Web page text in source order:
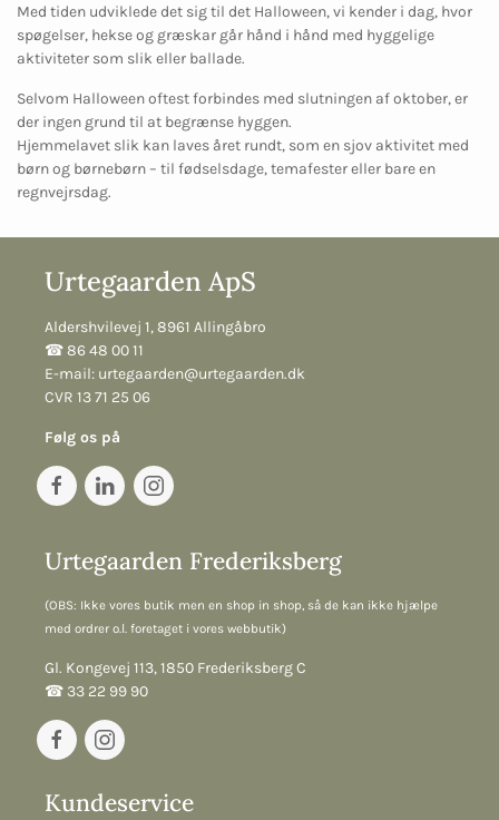
Med tiden udviklede det sig til det Halloween, vi kender i dag, hvor
spøgelser, hekse og græskar går hånd i hånd med hyggelige
aktiviteter som slik eller ballade.
Selvom Halloween oftest forbindes med slutningen af oktober, er
der ingen grund til at begrænse hyggen.
Hjemmelavet slik kan laves året rundt, som en sjov aktivitet med
børn og børnebørn – til fødselsdage, temafester eller bare en
regnvejrsdag.
Urtegaarden ApS
Aldershvilevej 1, 8961 Allingåbro
☎︎ 86 48 00 11
E-mail: urtegaarden@urtegaarden.dk
CVR 13 71 25 06
Følg os på
Urtegaarden Frederiksberg
(OBS: Ikke vores butik men en shop in shop, så de kan ikke hjælpe
med ordrer o.l. foretaget i vores webbutik)
Gl. Kongevej 113, 1850 Frederiksberg C
☎︎ 33 22 99 90
Kundeservice